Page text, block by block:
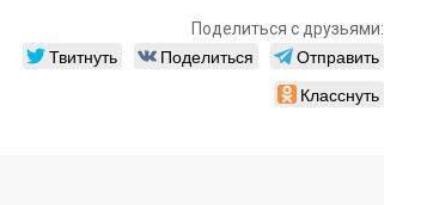
Поделиться с друзьями:
Твитнуть Поделиться
Отправить
Класснуть